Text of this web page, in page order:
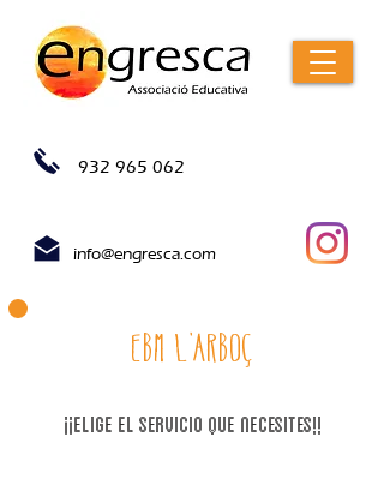
932 965 062
info@engresca.com
EBM l'arboç
¡¡Elige el servicio que necesites!!